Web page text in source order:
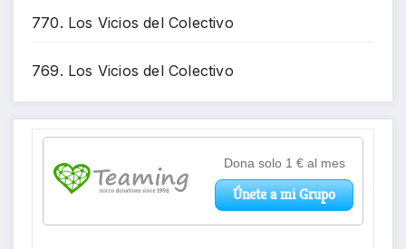
770. Los Vicios del Colectivo
769. Los Vicios del Colectivo